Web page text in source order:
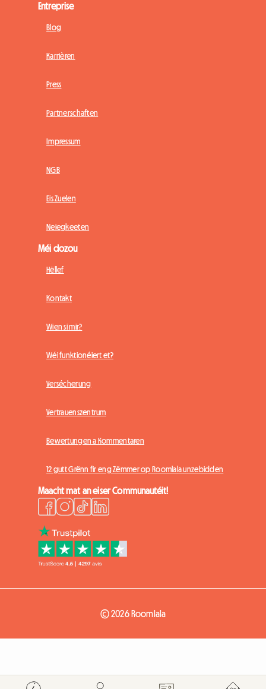
Entreprise
Blog
Karrièren
Press
Partnerschaften
Impressum
NGB
Eis Zuelen
Neiegkeeten
Méi dozou
Hëllef
Kontakt
Wien si mir?
Wéi funktionéiert et?
Versécherung
Vertrauenszentrum
Bewertungen a Kommentaren
12 gutt Grënn fir eng Zëmmer op Roomlala unzebidden
Maacht mat an eiser Communautéit!
© 2026 Roomlala